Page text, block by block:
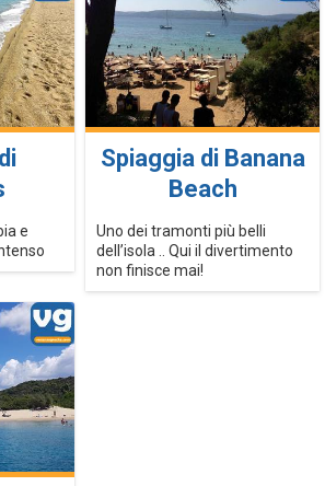
e
Spiaggia di Banana
Beach
Uno dei tramonti più belli
dell’isola .. Qui il divertimento
non finisce mai!